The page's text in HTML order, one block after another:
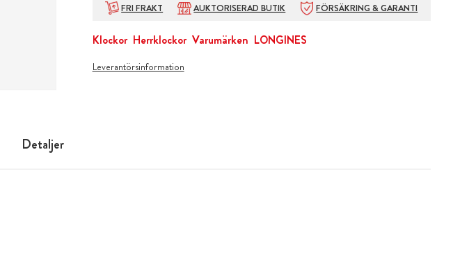
FRI FRAKT AUKTORISERAD BUTIK FÖRSÄKRING & GARANTI
Klockor Herrklockor Varumärken LONGINES
Leverantörsinformation
Detaljer